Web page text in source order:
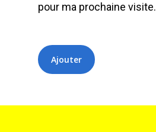
pour ma prochaine visite.